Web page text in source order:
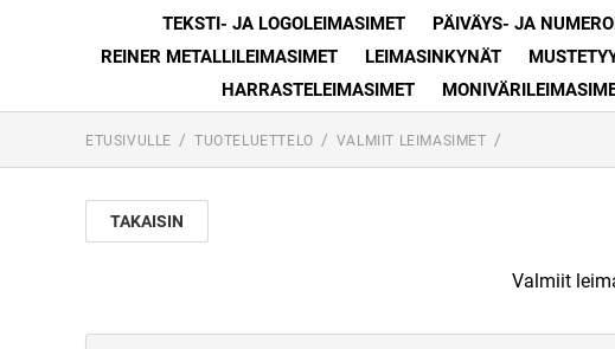
TEKSTI- JA LOGOLEIMASIMET PÄIVÄYS- JA
REINER METALLILEIMASIMET
LEIMASINKYNÄT
HARRASTELEIMASIMET
ETUSIVULLE TUOTELUETTELO VALMIIT LEIMASIMET
TAKAISIN
Valmiit